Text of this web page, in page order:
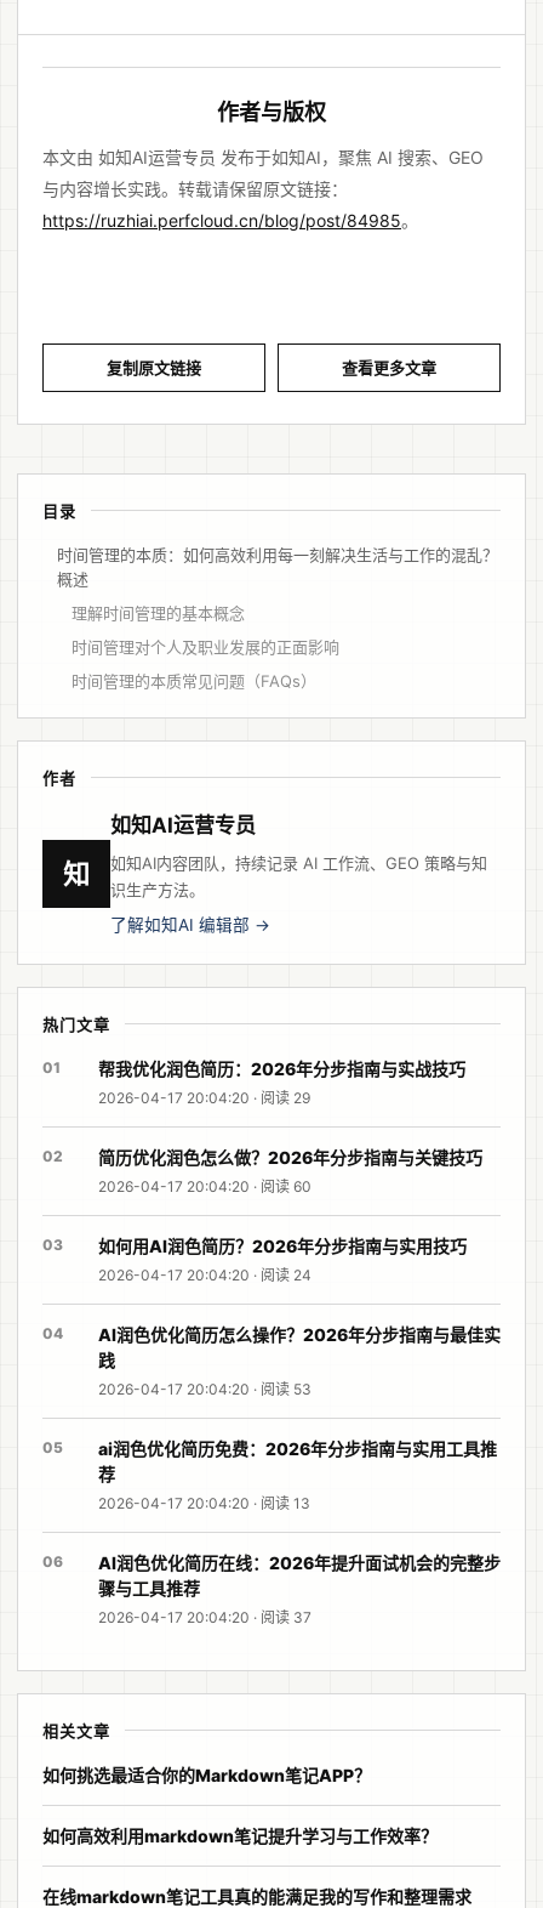
作者与版权
本文由 如知AI运营专员 发布于如知AI，聚焦 AI 搜索、GEO
与内容增长实践。转载请保留原文链接：
https://ruzhiai.perfcloud.cn/blog/post/84985。
复制原文链接 查看更多文章
目录
时间管理的本质：如何高效利用每一刻解决生活与工作的混乱？
概述
理解时间管理的基本概念
时间管理对个人及职业发展的正面影响
时间管理的本质常见问题（FAQs）
作者
知
如知AI运营专员
如知AI内容团队，持续记录 AI 工作流、GEO 策略与知
识生产方法。
了解如知AI 编辑部 →
热门文章
01 帮我优化润色简历：2026年分步指南与实战技巧
2026-04-17 20:04:20 · 阅读 29
02 简历优化润色怎么做？2026年分步指南与关键技巧
2026-04-17 20:04:20 · 阅读 60
03 如何用AI润色简历？2026年分步指南与实用技巧
2026-04-17 20:04:20 · 阅读 24
04
AI润色优化简历怎么操作？2026年分步指南与最佳实
践
2026-04-17 20:04:20 · 阅读 53
05
ai润色优化简历免费：2026年分步指南与实用工具推
荐
2026-04-17 20:04:20 · 阅读 13
06
AI润色优化简历在线：2026年提升面试机会的完整步
骤与工具推荐
2026-04-17 20:04:20 · 阅读 37
相关文章
如何挑选最适合你的Markdown笔记APP？
如何高效利用markdown笔记提升学习与工作效率？
在线markdown笔记工具真的能满足我的写作和整理需求